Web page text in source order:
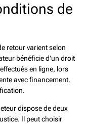
de
retour varient selon
bénéficie d'un droit
en ligne, lors
avec financement.
dispose de deux
Il peut choisir